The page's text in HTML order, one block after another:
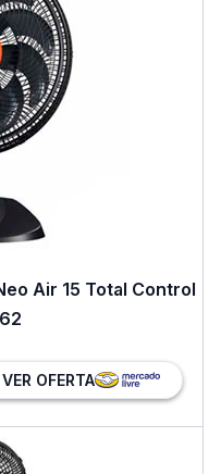
Air 15 Total Control
VER OFERTA